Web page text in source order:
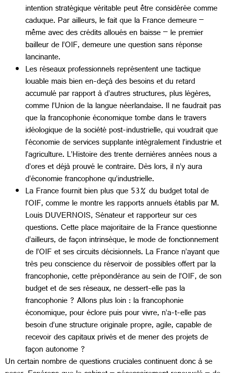
intention stratégique véritable peut être considérée comme
caduque. Par ailleurs, le fait que la France demeure –
même avec des crédits alloués en baisse – le premier
bailleur de l’OIF, demeure une question sans réponse
lancinante.
Les réseaux professionnels représentent une tactique
louable mais bien en-deçà des besoins et du retard
accumulé par rapport à d’autres structures, plus légères,
comme l’Union de la langue néerlandaise. Il ne faudrait pas
que la francophonie économique tombe dans le travers
idéologique de la société post-industrielle, qui voudrait que
l’économie de services supplante intégralement l’industrie et
l’agriculture. L’Histoire des trente dernières années nous a
d’ores et déjà prouvé le contraire. Dès lors, il n’y aura
d’économie francophone qu’industrielle.
La France fournit bien plus que 53% du budget total de
l’OIF, comme le montre les rapports annuels établis par M.
Louis DUVERNOIS, Sénateur et rapporteur sur ces
questions. Cette place majoritaire de la France questionne
d’ailleurs, de façon intrinsèque, le mode de fonctionnement
de l’OIF et ses circuits décisionnels. La France n’ayant que
très peu conscience du réservoir de possibles offert par la
francophonie, cette prépondérance au sein de l’OIF, de son
budget et de ses réseaux, ne dessert-elle pas la
francophonie ? Allons plus loin : la francophonie
économique, pour éclore puis pour vivre, n’a-t-elle pas
besoin d’une structure originale propre, agile, capable de
recevoir des capitaux privés et de mener des projets de
façon autonome ?
Un certain nombre de questions cruciales continuent donc à se